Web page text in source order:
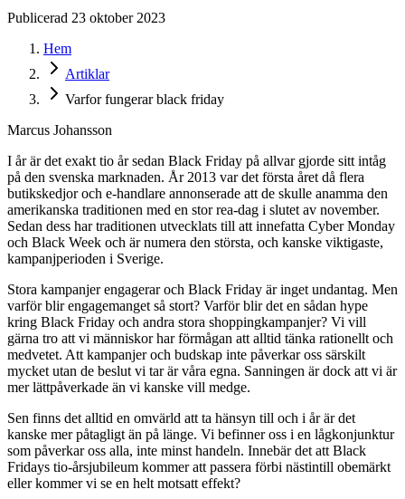
Publicerad 23 oktober 2023
Hem
Artiklar
Varfor fungerar black friday
Marcus Johansson
I år är det exakt tio år sedan Black Friday på allvar gjorde sitt intåg
på den svenska marknaden. År 2013 var det första året då flera
butikskedjor och e-handlare annonserade att de skulle anamma den
amerikanska traditionen med en stor rea-dag i slutet av november.
Sedan dess har traditionen utvecklats till att innefatta Cyber Monday
och Black Week och är numera den största, och kanske viktigaste,
kampanjperioden i Sverige.
Stora kampanjer engagerar och Black Friday är inget undantag. Men
varför blir engagemanget så stort? Varför blir det en sådan hype
kring Black Friday och andra stora shoppingkampanjer? Vi vill
gärna tro att vi människor har förmågan att alltid tänka rationellt och
medvetet. Att kampanjer och budskap inte påverkar oss särskilt
mycket utan de beslut vi tar är våra egna. Sanningen är dock att vi är
mer lättpåverkade än vi kanske vill medge.
Sen finns det alltid en omvärld att ta hänsyn till och i år är det
kanske mer påtagligt än på länge. Vi befinner oss i en lågkonjunktur
som påverkar oss alla, inte minst handeln. Innebär det att Black
Fridays tio-årsjubileum kommer att passera förbi nästintill obemärkt
eller kommer vi se en helt motsatt effekt?